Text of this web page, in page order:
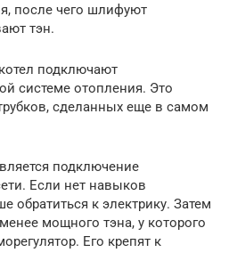
после чего шлифуют
тэн.
подключают
системе отопления. Это
сделанных еще в самом
подключение
Если нет навыков
обратиться к электрику. Затем
мощного тэна, у которого
Его крепят к